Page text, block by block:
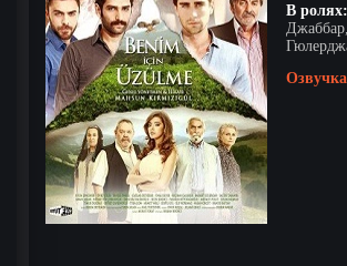
В ролях: